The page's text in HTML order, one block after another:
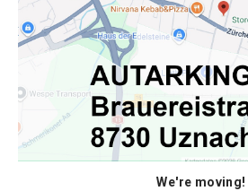
We're moving!